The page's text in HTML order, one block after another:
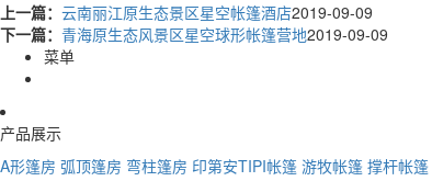
上一篇： 云南丽江原生态景区星空帐篷酒店2019-09-09
下一篇： 青海原生态风景区星空球形帐篷营地2019-09-09
菜单
产品展示
A形篷房 弧顶篷房 弯柱篷房 印第安TIPI帐篷 游牧帐篷 撑杆帐篷